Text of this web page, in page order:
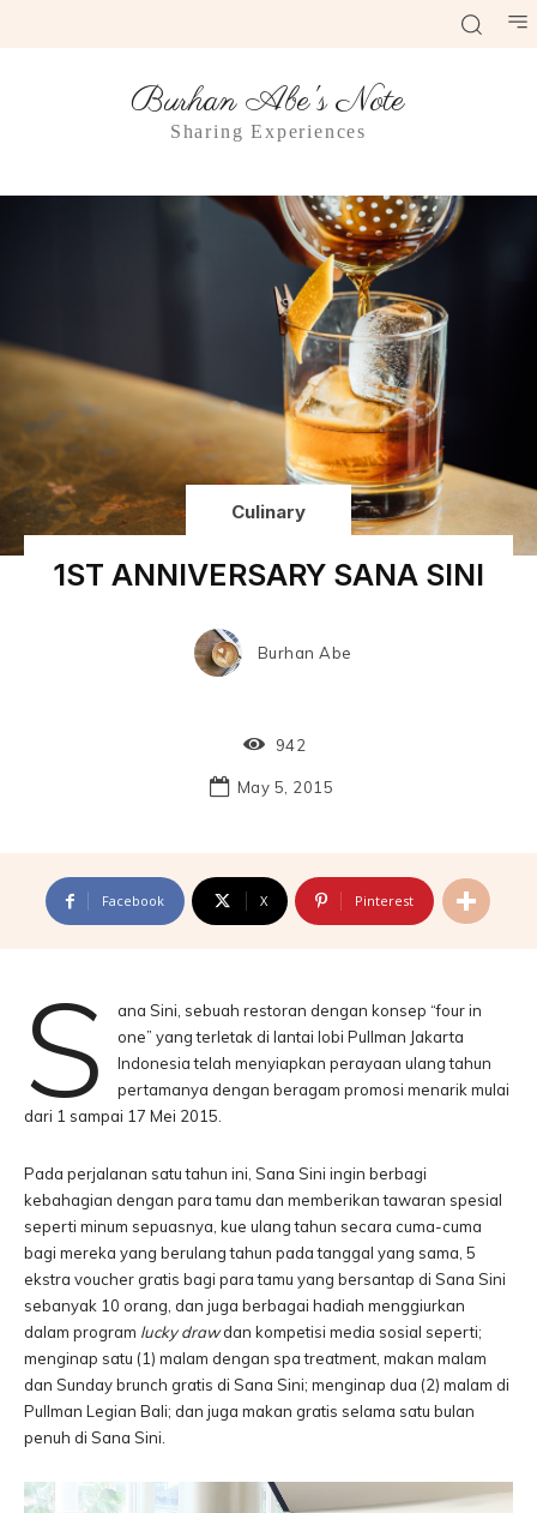
Burhan Abe's Note
Sharing Experiences
Culinary
1ST ANNIVERSARY SANA SINI
Burhan Abe
942
May 5, 2015
Facebook X Pinterest
S
ana Sini, sebuah restoran dengan konsep “four in
one” yang terletak di lantai lobi Pullman Jakarta
Indonesia telah menyiapkan perayaan ulang tahun
pertamanya dengan beragam promosi menarik mulai
dari 1 sampai 17 Mei 2015.
Pada perjalanan satu tahun ini, Sana Sini ingin berbagi
kebahagian dengan para tamu dan memberikan tawaran spesial
seperti minum sepuasnya, kue ulang tahun secara cuma-cuma
bagi mereka yang berulang tahun pada tanggal yang sama, 5
ekstra voucher gratis bagi para tamu yang bersantap di Sana Sini
sebanyak 10 orang, dan juga berbagai hadiah menggiurkan
dalam program lucky drawdan kompetisi media sosial seperti;
menginap satu (1) malam dengan spa treatment, makan malam
dan Sunday brunch gratis di Sana Sini; menginap dua (2) malam di
Pullman Legian Bali; dan juga makan gratis selama satu bulan
penuh di Sana Sini.